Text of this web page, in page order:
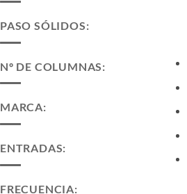
PASO SÓLIDOS:
Nº DE COLUMNAS:
MARCA:
ENTRADAS:
FRECUENCIA: